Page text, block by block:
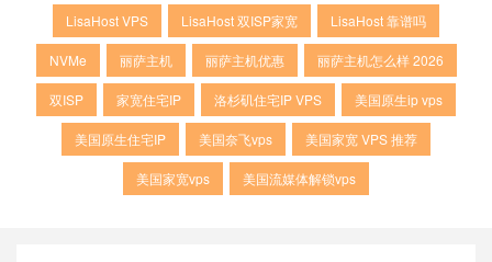
LisaHost VPS LisaHost 双ISP家宽 LisaHost 靠谱吗
NVMe 丽萨主机 丽萨主机优惠 丽萨主机怎么样 2026
双ISP 家宽住宅IP 洛杉矶住宅IP VPS 美国原生ip vps
美国原生住宅IP 美国奈飞vps 美国家宽 VPS 推荐
美国家宽vps 美国流媒体解锁vps